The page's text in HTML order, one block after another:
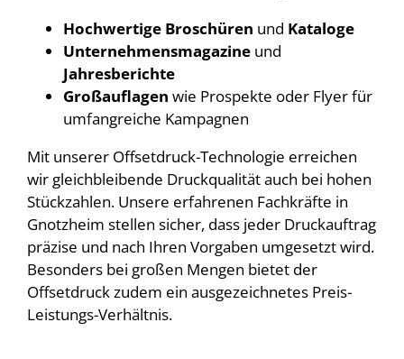
Hochwertige Broschüren und Kataloge
Unternehmensmagazineund
Jahresberichte
Großauflagen wie Prospekte oder Flyer für
umfangreiche Kampagnen
Mit unserer Offsetdruck-Technologie erreichen
wir gleichbleibende Druckqualität auch bei hohen
Stückzahlen. Unsere erfahrenen Fachkräfte in
Gnotzheim stellen sicher, dass jeder Druckauftrag
präzise und nach Ihren Vorgaben umgesetzt wird.
Besonders bei großen Mengen bietet der
Offsetdruck zudem ein ausgezeichnetes Preis-
Leistungs-Verhältnis.